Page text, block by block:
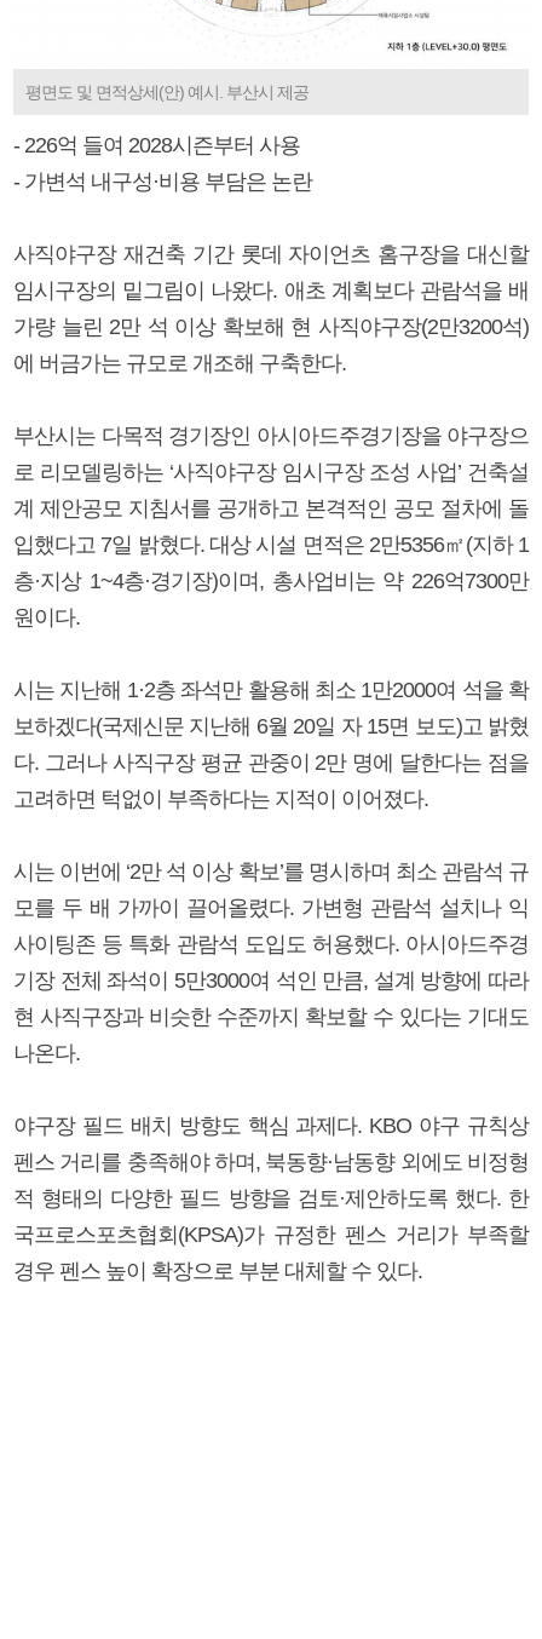
평면도 및 면적상세(안) 예시. 부산시 제공
- 226억 들여 2028시즌부터 사용
- 가변석 내구성·비용 부담은 논란
사직야구장 재건축 기간 롯데 자이언츠 홈구장을 대신할
임시구장의 밑그림이 나왔다. 애초 계획보다 관람석을 배
가량 늘린 2만 석 이상 확보해 현 사직야구장(2만3200석)
에 버금가는 규모로 개조해 구축한다.
부산시는 다목적 경기장인 아시아드주경기장을 야구장으
로 리모델링하는 ‘사직야구장 임시구장 조성 사업’ 건축설
계 제안공모 지침서를 공개하고 본격적인 공모 절차에 돌
입했다고 7일 밝혔다. 대상 시설 면적은 2만5356㎡(지하 1
층·지상 1~4층·경기장)이며, 총사업비는 약 226억7300만
원이다.
시는 지난해 1·2층 좌석만 활용해 최소 1만2000여 석을 확
보하겠다(국제신문 지난해 6월 20일 자 15면 보도)고 밝혔
다. 그러나 사직구장 평균 관중이 2만 명에 달한다는 점을
고려하면 턱없이 부족하다는 지적이 이어졌다.
시는 이번에 ‘2만 석 이상 확보’를 명시하며 최소 관람석 규
모를 두 배 가까이 끌어올렸다. 가변형 관람석 설치나 익
사이팅존 등 특화 관람석 도입도 허용했다. 아시아드주경
기장 전체 좌석이 5만3000여 석인 만큼, 설계 방향에 따라
현 사직구장과 비슷한 수준까지 확보할 수 있다는 기대도
나온다.
야구장 필드 배치 방향도 핵심 과제다. KBO 야구 규칙상
펜스 거리를 충족해야 하며, 북동향·남동향 외에도 비정형
적 형태의 다양한 필드 방향을 검토·제안하도록 했다. 한
국프로스포츠협회(KPSA)가 규정한 펜스 거리가 부족할
경우 펜스 높이 확장으로 부분 대체할 수 있다.